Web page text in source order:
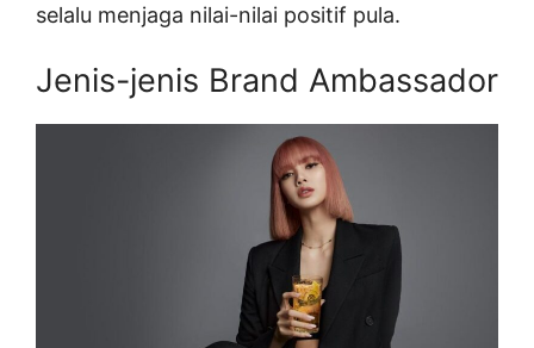
selalu menjaga nilai-nilai positif pula.
Jenis-jenis Brand Ambassador